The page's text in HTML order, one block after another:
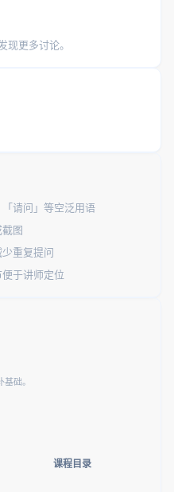
现更多讨论。
请问」等空泛用语
图
重复提问
于讲师定位
础。
课程目录